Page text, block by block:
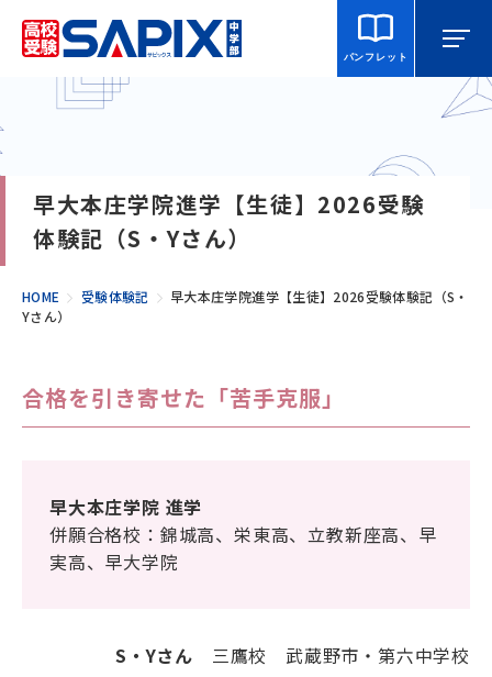
パンフレット
SAPIX中学部とは
入室をご検討の方へ
説明会・講習・模試
海外生・帰国生
早大本庄学院進学【生徒】2026受験
体験記（S・Yさん）
HOME 受験体験記
早大本庄学院進学【生徒】2026受験体験記（S・
Yさん）
合格を引き寄せた「苦手克服」
早大本庄学院 進学
併願合格校：錦城高、栄東高、立教新座高、早
実高、早大学院
S・Yさん 三鷹校 武蔵野市・第六中学校